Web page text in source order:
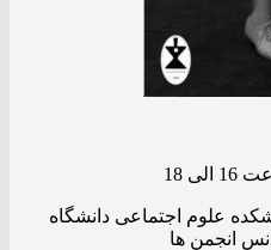
علوم اجتماعی دانشگاه
انجمن ها